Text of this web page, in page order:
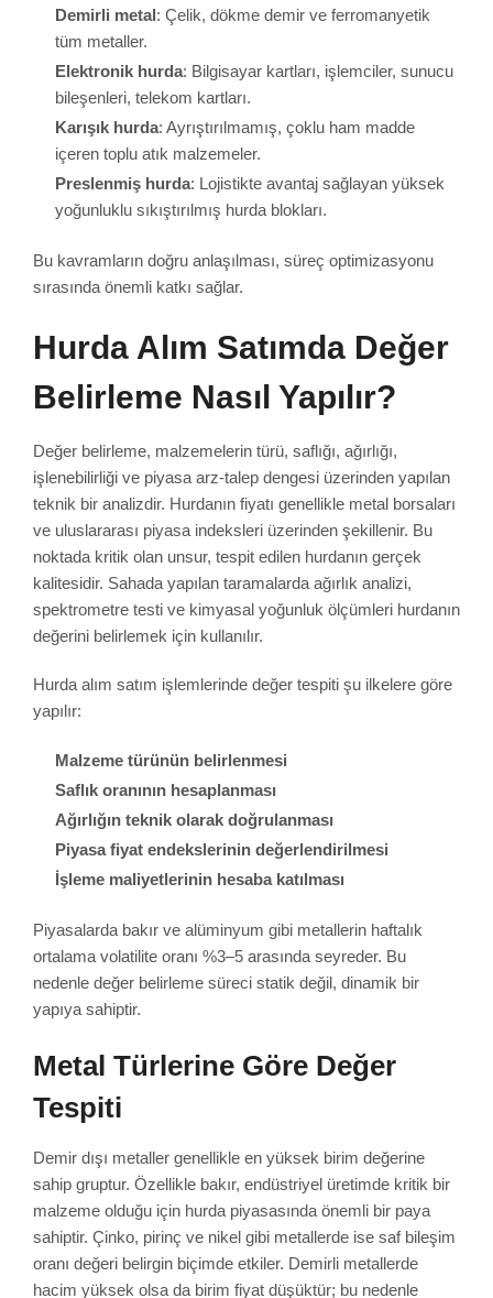
Demirli metal: Çelik, dökme demir ve ferromanyetik
tüm metaller.
Elektronik hurda: Bilgisayar kartları, işlemciler, sunucu
bileşenleri, telekom kartları.
Karışık hurda: Ayrıştırılmamış, çoklu ham madde
içeren toplu atık malzemeler.
Preslenmiş hurda: Lojistikte avantaj sağlayan yüksek
yoğunluklu sıkıştırılmış hurda blokları.
Bu kavramların doğru anlaşılması, süreç optimizasyonu
sırasında önemli katkı sağlar.
Hurda Alım Satımda Değer
Belirleme Nasıl Yapılır?
Değer belirleme, malzemelerin türü, saflığı, ağırlığı,
işlenebilirliği ve piyasa arz-talep dengesi üzerinden yapılan
teknik bir analizdir. Hurdanın fiyatı genellikle metal borsaları
ve uluslararası piyasa indeksleri üzerinden şekillenir. Bu
noktada kritik olan unsur, tespit edilen hurdanın gerçek
kalitesidir. Sahada yapılan taramalarda ağırlık analizi,
spektrometre testi ve kimyasal yoğunluk ölçümleri hurdanın
değerini belirlemek için kullanılır.
Hurda alım satım işlemlerinde değer tespiti şu ilkelere göre
yapılır:
Malzeme türünün belirlenmesi
Saflık oranının hesaplanması
Ağırlığın teknik olarak doğrulanması
Piyasa fiyat endekslerinin değerlendirilmesi
İşleme maliyetlerinin hesaba katılması
Piyasalarda bakır ve alüminyum gibi metallerin haftalık
ortalama volatilite oranı %3–5 arasında seyreder. Bu
nedenle değer belirleme süreci statik değil, dinamik bir
yapıya sahiptir.
Metal Türlerine Göre Değer
Tespiti
Demir dışı metaller genellikle en yüksek birim değerine
sahip gruptur. Özellikle bakır, endüstriyel üretimde kritik bir
malzeme olduğu için hurda piyasasında önemli bir paya
sahiptir. Çinko, pirinç ve nikel gibi metallerde ise saf bileşim
oranı değeri belirgin biçimde etkiler. Demirli metallerde
hacim yüksek olsa da birim fiyat düşüktür; bu nedenle